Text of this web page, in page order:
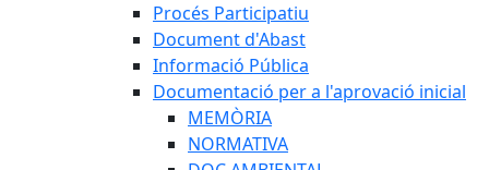
Procés Participatiu
Document d'Abast
Informació Pública
Documentació per a l'aprovació inicial
MEMÒRIA
NORMATIVA